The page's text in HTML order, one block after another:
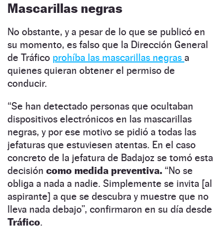
Mascarillas negras
No obstante, y a pesar de lo que se publicó en
su momento, es falso que la Dirección General
de Tráfico prohíba las mascarillas negras a
quienes quieran obtener el permiso de
conducir.
“Se han detectado personas que ocultaban
dispositivos electrónicos en las mascarillas
negras, y por ese motivo se pidió a todas las
jefaturas que estuviesen atentas. En el caso
concreto de la jefatura de Badajoz se tomó esta
decisión como medida preventiva. “No se
obliga a nada a nadie. Simplemente se invita [al
aspirante] a que se descubra y muestre que no
lleva nada debajo”, confirmaron en su día desde
Tráfico.